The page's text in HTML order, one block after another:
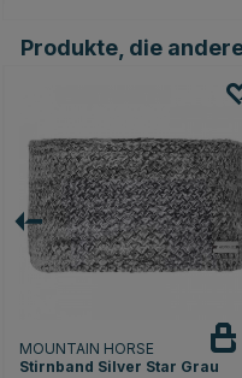
Produkte, die
MOUNTAIN HORSE
Stirnband Silver Star Grau